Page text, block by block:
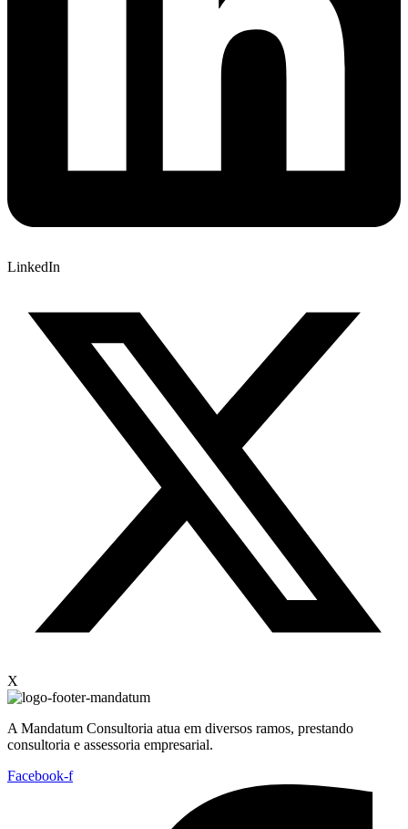
LinkedIn
X
A Mandatum Consultoria atua em diversos ramos, prestando
consultoria e assessoria empresarial.
Facebook-f